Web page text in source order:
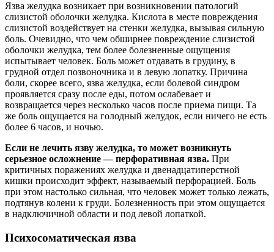
Язва желудка возникает при возникновении патологий
слизистой оболочки желудка. Кислота в месте повреждения
слизистой воздействует на стенки желудка, вызывая сильную
боль. Очевидно, что чем обширнее повреждение слизистой
оболочки желудка, тем более болезненные ощущения
испытывает человек. Боль может отдавать в грудину, в
грудной отдел позвоночника и в левую лопатку. Причина
боли, скорее всего, язва желудка, если болевой синдром
проявляется сразу после еды, потом ослабевает и
возвращается через несколько часов после приема пищи. Та
же боль ощущается на голодный желудок, если ничего не есть
более 6 часов, и ночью.
Если не лечить язву желудка, то может возникнуть
серьезное осложнение — перфоративная язва. При
критичных поражениях желудка и двенадцатиперстной
кишки происходит эффект, называемый перфорацией. Боль
при этом настолько сильная, что человек может только лежать,
подтянув колени к груди. Болезненность при этом ощущается
в надключичной области и под левой лопаткой.
Психосоматическая язва